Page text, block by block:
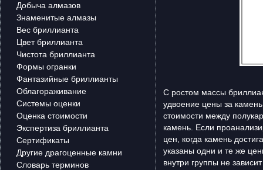
Добыча алмазов
Знаменитые алмазы
Вес бриллианта
Цвет бриллианта
Чистота бриллианта
Формы огранки
Фантазийные бриллианты
Облагораживание
Системы оценки
Оценка стоимости
Экспертиза бриллианта
Сертификаты
Другие драгоценные камни
Словарь терминов
С ростом массы
удвоение цены за
стоимости между
камень. Если
цен, когда камень
указаны одни и те же
внутри группы не